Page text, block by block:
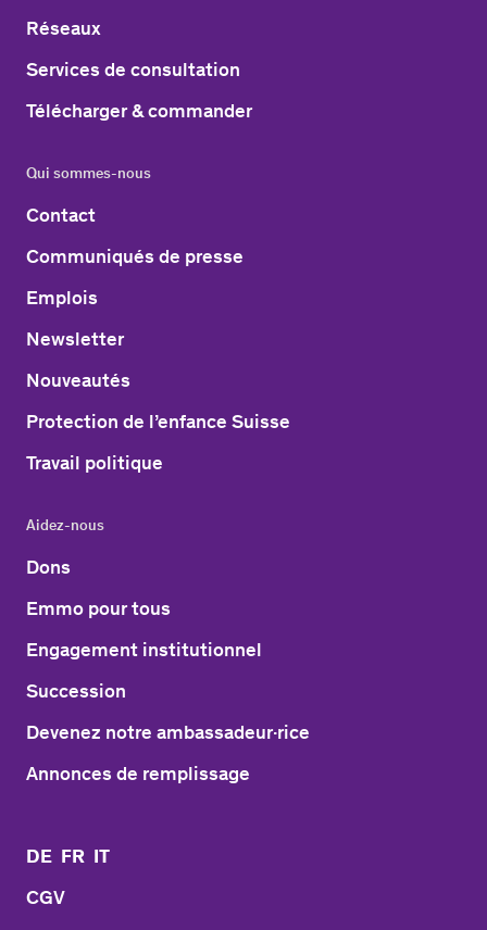
Réseaux
Services de consultation
Télécharger & commander
Qui sommes-nous
Contact
Communiqués de presse
Emplois
Newsletter
Nouveautés
Protection de l’enfance Suisse
Travail politique
Aidez-nous
Dons
Emmo pour tous
Engagement institutionnel
Succession
Devenez notre ambassadeur·rice
Annonces de remplissage
DE FR IT
CGV